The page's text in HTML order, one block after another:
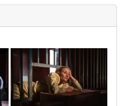
uspavanka_za_aleksiju_rajcic_13